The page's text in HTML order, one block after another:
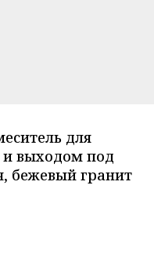
для
и выходом под
бежевый гранит